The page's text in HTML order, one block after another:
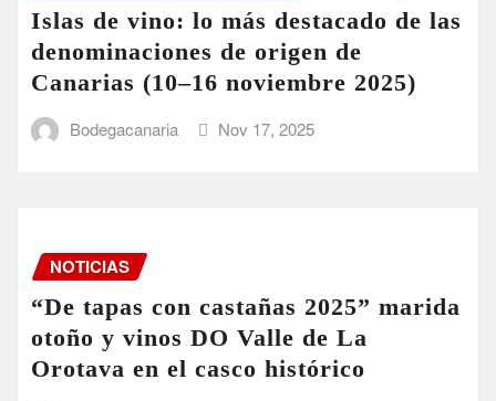
Islas de vino: lo más destacado de las
denominaciones de origen de
Canarias (10–16 noviembre 2025)
Bodegacanaria Nov 17, 2025
NOTICIAS
“De tapas con castañas 2025” marida
otoño y vinos DO Valle de La
Orotava en el casco histórico